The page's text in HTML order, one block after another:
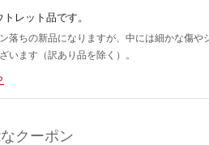
レット品です。
落ちの新品になりますが、中には細かな傷や
います（訳あり品を除く）。
クーポン